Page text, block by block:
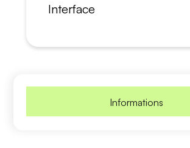
Interface
Informations